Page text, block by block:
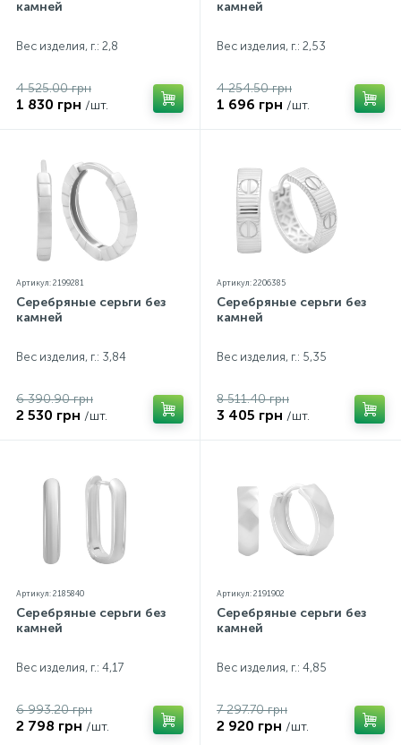
камней
Вес изделия, г.: 2,8
4 525.00 грн
1 830 грн /шт.
камней
Вес изделия, г.: 2,53
4 254.50 грн
1 696 грн /шт.
Артикул: 2199281
Серебряные серьги без
камней
Вес изделия, г.: 3,84
6 390.90 грн
2 530 грн /шт.
Артикул: 2206385
Серебряные серьги без
камней
Вес изделия, г.: 5,35
8 511.40 грн
3 405 грн /шт.
Артикул: 2185840
Серебряные серьги без
камней
Вес изделия, г.: 4,17
6 993.20 грн
2 798 грн /шт.
Артикул: 2191902
Серебряные серьги без
камней
Вес изделия, г.: 4,85
7 297.70 грн
2 920 грн /шт.